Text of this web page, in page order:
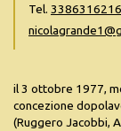
Tel. 3386316216
il 3 ottobre 1977,
concezione
(Ruggero Jacobbi,